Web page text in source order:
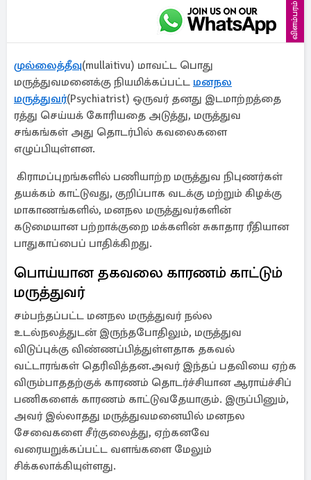
விளம்பரம்
முல்லைத்தீவு(mullaitivu) மாவட்ட பொது
மருத்துவமனைக்கு நியமிக்கப்பட்ட மனநல
மருத்துவர்(Psychiatrist) ஒருவர் தனது இடமாற்றத்தை
ரத்து செய்யக் கோரியதை அடுத்து, மருத்துவ
சங்கங்கள் அது தொடர்பில் கவலைகளை
எழுப்பியுள்ளன.
கிராமப்புறங்களில் பணியாற்ற மருத்துவ நிபுணர்கள்
தயக்கம் காட்டுவது, குறிப்பாக வடக்கு மற்றும் கிழக்கு
மாகாணங்களில், மனநல மருத்துவர்களின்
கடுமையான பற்றாக்குறை மக்களின் சுகாதார ரீதியான
பாதுகாப்பைப் பாதிக்கிறது.
பொய்யான தகவலை காரணம் காட்டும்
மருத்துவர்
சம்பந்தப்பட்ட மனநல மருத்துவர் நல்ல
உடல்நலத்துடன் இருந்தபோதிலும், மருத்துவ
விடுப்புக்கு விண்ணப்பித்துள்ளதாக தகவல்
வட்டாரங்கள் தெரிவித்தன.அவர் இந்தப் பதவியை ஏற்க
விரும்பாததற்குக் காரணம் தொடர்ச்சியான ஆராய்ச்சிப்
பணிகளைக் காரணம் காட்டுவதேயாகும். இருப்பினும்,
அவர் இல்லாதது மருத்துவமனையில் மனநல
சேவைகளை சீர்குலைத்து, ஏற்கனவே
வரையறுக்கப்பட்ட வளங்களை மேலும்
சிக்கலாக்கியுள்ளது.